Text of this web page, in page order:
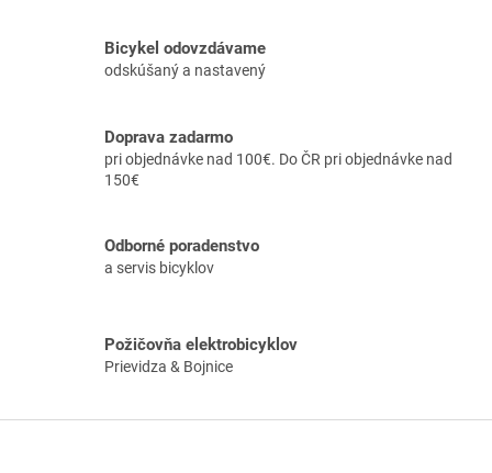
a
c
r
v
ý
u
a
n
i
Bicykel odovzdávame
odskúšaný a nastavený
Doprava zadarmo
pri objednávke nad 100€. Do ČR pri objednávke nad
150€
Odborné poradenstvo
a servis bicyklov
Požičovňa elektrobicyklov
Prievidza & Bojnice